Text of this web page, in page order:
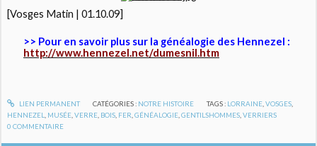
[Vosges Matin | 01.10.09]
>> Pour en savoir plus sur la généalogie des Hennezel :
http://www.hennezel.net/dumesnil.htm
LIEN PERMANENT CATÉGORIES : NOTRE HISTOIRE TAGS : LORRAINE ,VOSGES
HENNEZEL
MUSÉE ,VERRE BOIS FER ,GÉNÉALOGIE ,GENTILSHOMMES ,VERRIERS
0 COMMENTAIRE